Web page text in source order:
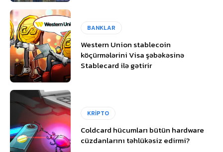
BANKLAR
Western Union stablecoin
köçürmələrini Visa şəbəkəsinə
Stablecard ilə gətirir
KRİPTO
Coldcard hücumları bütün hardware
cüzdanlarını təhlükəsiz edirmi?